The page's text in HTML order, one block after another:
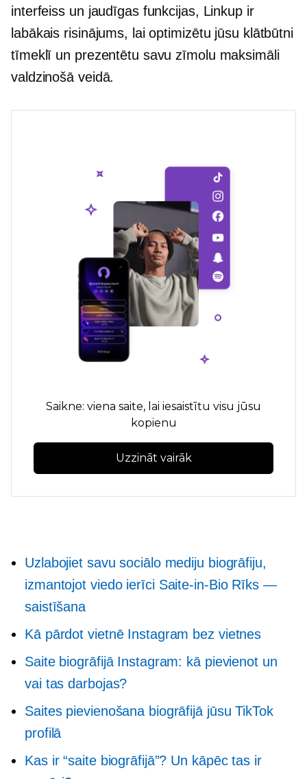
interfeiss un jaudīgas funkcijas, Linkup ir
labākais risinājums, lai optimizētu jūsu klātbūtni
tīmeklī un prezentētu savu zīmolu maksimāli
valdzinošā veidā.
Saikne: viena saite, lai iesaistītu visu jūsu
kopienu
Uzzināt vairāk
Uzlabojiet savu sociālo mediju biogrāfiju,
izmantojot viedo ierīci Saite-in-BioRīks —
saistīšana
Kā pārdot vietnē Instagram bez vietnes
Saite biogrāfijā Instagram: kā pievienot un
vai tas darbojas?
Saites pievienošana biogrāfijā jūsu TikTok
profilā
Kas ir “saite biogrāfijā”? Un kāpēc tas ir